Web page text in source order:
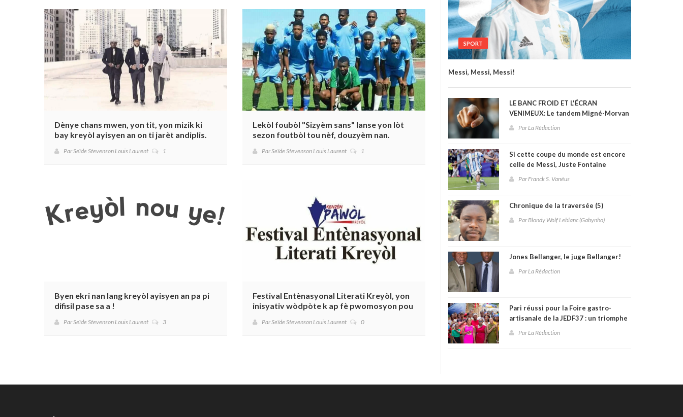
Dènye chans mwen, yon tit, yon mizik ki
bay kreyòl ayisyen an on ti jarèt andiplis.
Par Seïde Stevenson Louis Laurent 1
Lekòl foubòl "Sizyèm sans" lanse yon lòt
sezon foutbòl tou nèf, douzyèm nan.
Par Seïde Stevenson Louis Laurent 1
Byen ekri nan lang kreyòl ayisyen an pa pi
difisil pase sa a !
Par Seïde Stevenson Louis Laurent 3
Festival Entènasyonal Literati Kreyòl, yon
inisyativ wòdpòte k ap fè pwomosyon pou
Par Seïde Stevenson Louis Laurent 0
SPORT
Messi, Messi, Messi!
LE BANC FROID ET L'ÉCRAN
VENIMEUX: Le tandem Migné-Morvan
et le naufrage de la sélection
Par La Rédaction
Si cette coupe du monde est encore
celle de Messi, Juste Fontaine
pourrait être effacé des annales
Par Franck S. Vanéus
Chronique de la traversée (5)
Par Blondy Wolf Leblanc (Gabynho)
Jones Bellanger, le juge Bellanger!
Par La Rédaction
Pari réussi pour la Foire gastro-
artisanale de la JEDF37 : un triomphe
culturel et communautaire à
Par La Rédaction